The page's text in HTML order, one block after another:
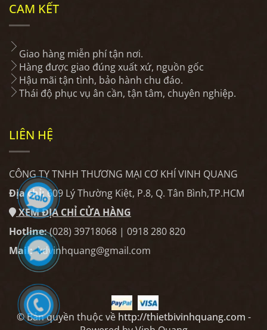
CAM KẾT
Giao hàng miễn phí tận nơi.
Hàng được giao đúng xuất xứ, nguồn gốc
Hậu mãi tận tình, bảo hành chu đáo.
Thái độ phục vụ ân cần, tận tâm, chuyên nghiệp.
LIÊN HỆ
CÔNG TY TNHH THƯƠNG MẠI CƠ KHÍ VINH QUANG
Địa chỉ:609 Lý Thường Kiệt, P.8, Q. Tân Bình,TP.HCM
XEM ĐỊA CHỈ CỬA HÀNG
Hotline:(028) 39718068 | 0918 280 820
Mail: kdvinhquang@gmail.com
© Bản quyền thuộc về http://thietbivinhquang.com -